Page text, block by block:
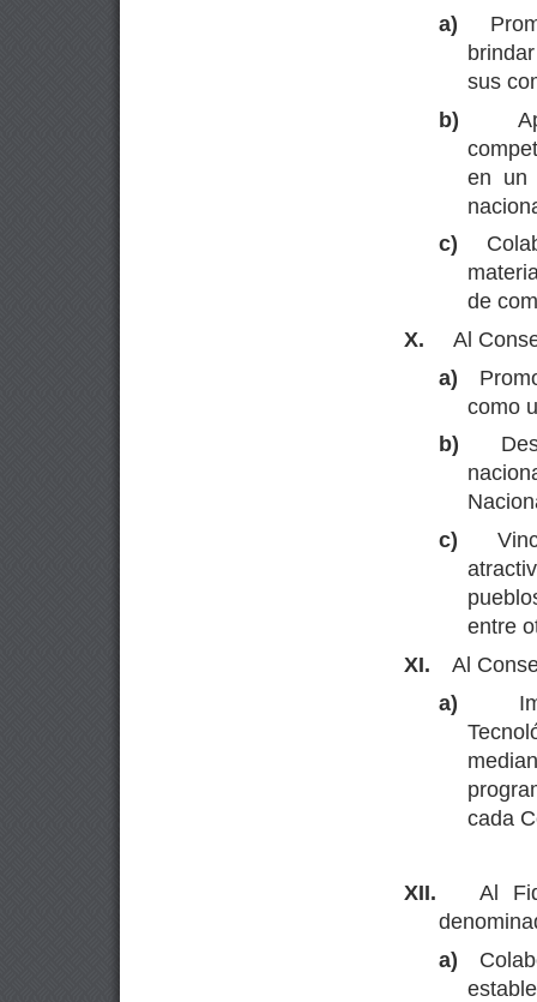
a)
sus
b)
en un
c)
de
X.
Al
a)
como
b)
c)
entre
XI.
Al
a)
cada
XII.
Al
a)